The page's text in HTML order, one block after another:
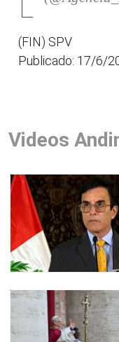
(FIN) SPV
Publicado: 17/6/
Videos